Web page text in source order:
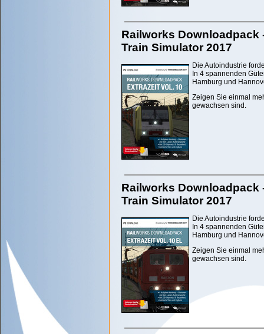
Railworks Downloadpack
Train Simulator 2017
Die Autoindustrie
In 4 spannenden
Hamburg und
Zeigen Sie einmal
gewachsen sind.
Railworks Downloadpack
Train Simulator 2017
Die Autoindustrie
In 4 spannenden
Hamburg und
Zeigen Sie einmal
gewachsen sind.